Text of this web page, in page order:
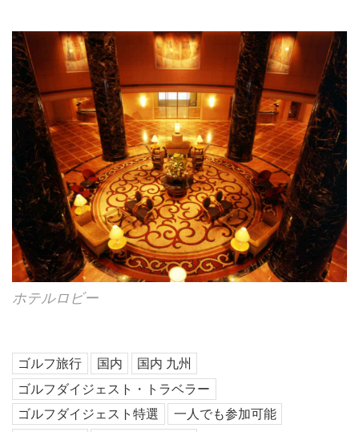
ホテルロビー
ゴルフ旅行 国内
国内 九州
ゴルフダイジェスト・トラベラー
ゴルフダイジェスト特選
一人でも参加可能